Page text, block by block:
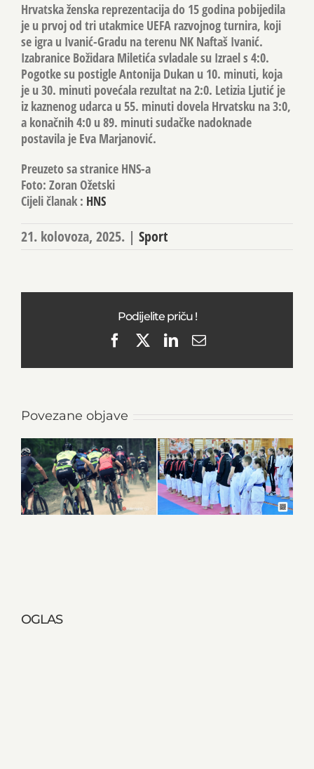
Hrvatska ženska reprezentacija do 15 godina pobijedila
je u prvoj od tri utakmice UEFA razvojnog turnira, koji
se igra u Ivanić-Gradu na terenu NK Naftaš Ivanić.
Izabranice Božidara Miletića svladale su Izrael s 4:0.
Pogotke su postigle Antonija Dukan u 10. minuti, koja
je u 30. minuti povećala rezultat na 2:0. Letizia Ljutić je
iz kaznenog udarca u 55. minuti dovela Hrvatsku na 3:0,
a konačnih 4:0 u 89. minuti sudačke nadoknade
postavila je Eva Marjanović.
Preuzeto sa stranice HNS-a
Foto: Zoran Ožetski
Cijeli članak : HNS
21. kolovoza, 2025. | Sport
Podijelite priču !
FacebookLinkedIn
Email
Povezane objave
OGLAS